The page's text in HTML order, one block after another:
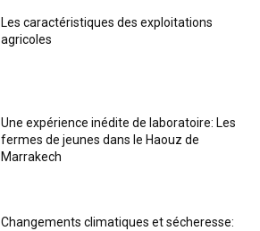
Les caractéristiques des exploitations
agricoles
Une expérience inédite de laboratoire: Les
fermes de jeunes dans le Haouz de
Marrakech
Changements climatiques et sécheresse: